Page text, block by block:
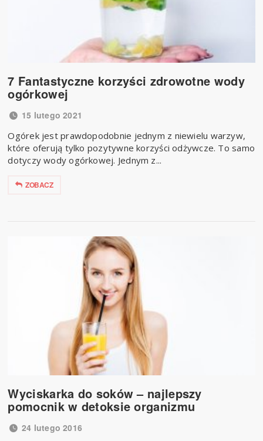
7 Fantastyczne korzyści zdrowotne wody
ogórkowej
15 lutego 2021
Ogórek jest prawdopodobnie jednym z niewielu warzyw,
które oferują tylko pozytywne korzyści odżywcze. To samo
dotyczy wody ogórkowej. Jednym z...
ZOBACZ
Wyciskarka do soków – najlepszy
pomocnik w detoksie organizmu
24 lutego 2016